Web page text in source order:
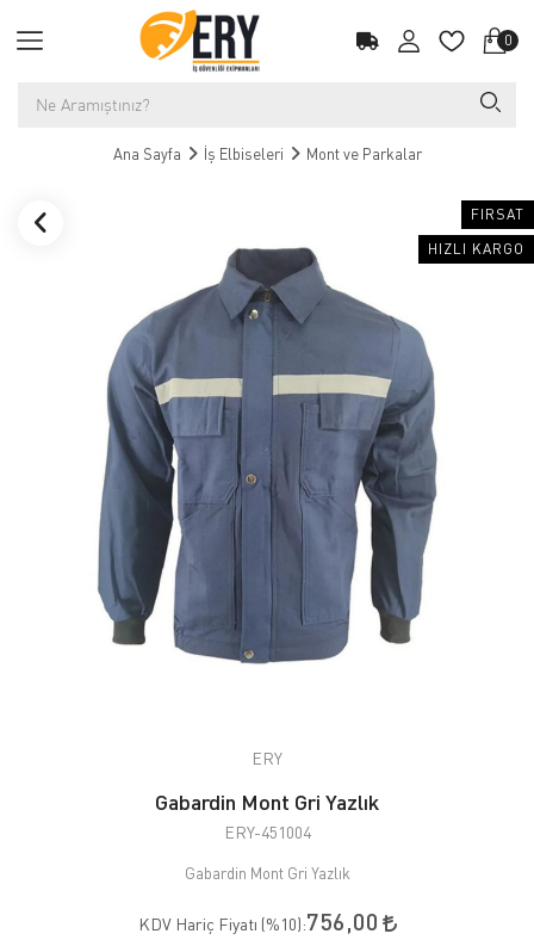
0
Ana Sayfa İş Elbiseleri Mont ve Parkalar
FIRSAT
HIZLI KARGO
ERY
Gabardin Mont Gri Yazlık
ERY-451004
Gabardin Mont Gri Yazlık
KDV Hariç Fiyatı (%10):756,00